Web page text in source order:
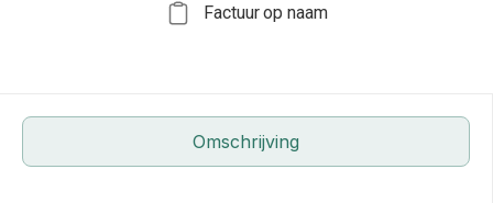
Factuur op naam
Omschrijving